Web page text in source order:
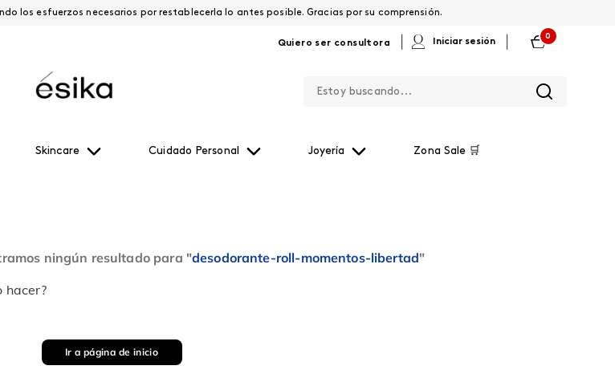
Quiero ser consultora Iniciar sesión
0
Skincare Cuidado Personal Joyería Zona Sale 🛒
Esta página está suspendida temporalmente. Estamos haciendo los esfuerzos necesarios por restablecerla lo antes posible. Gracias por su comprensión.
ningún resultado para "desodorante-roll-momentos-libertad"
hacer?
Ir a página de inicio